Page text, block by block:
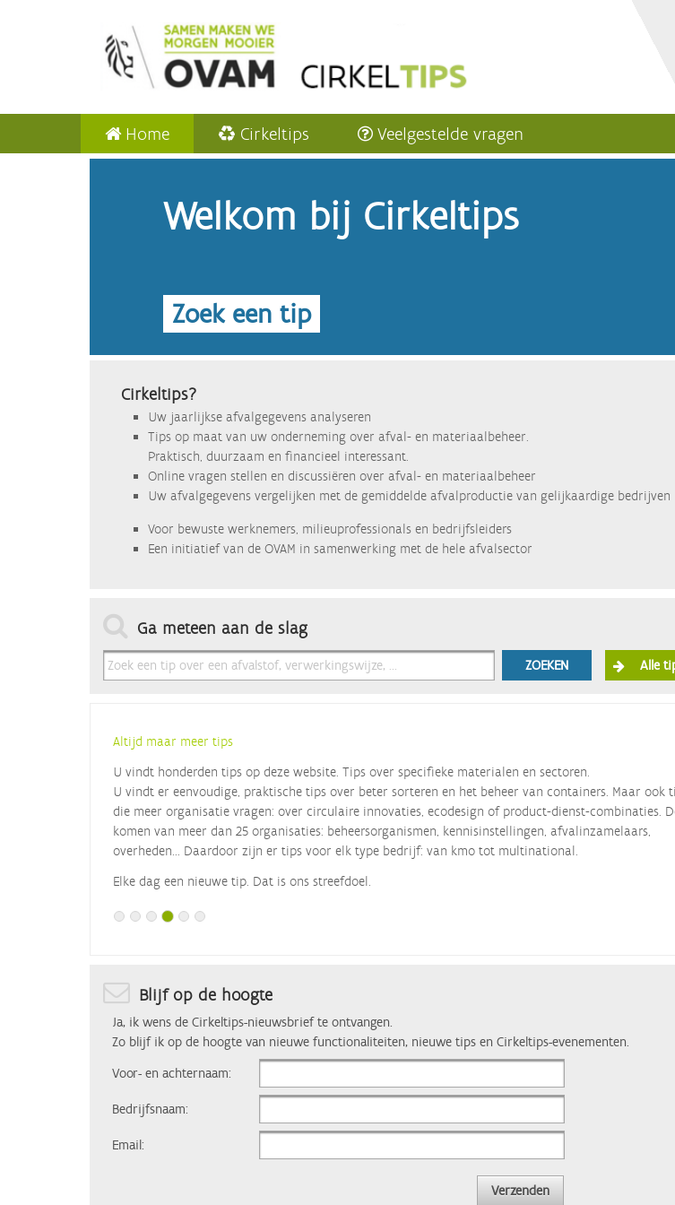
Home Cirkeltips Veelgestelde vragen
Welkom bij Cirkeltips
Zoek een tip
Cirkeltips?
Uw jaarlijkse afvalgegevens analyseren
Tips op maat van uw onderneming over afval- en materiaalbeheer.
Praktisch, duurzaam en financieel interessant.
Online vragen stellen en discussiëren over afval- en materiaalbeheer
Uw afvalgegevens vergelijken met de gemiddelde afvalproductie van gelijkaardige bedrijven
Voor bewuste werknemers, milieuprofessionals en bedrijfsleiders
Een initiatief van de OVAM in samenwerking met de hele afvalsector
Ga meteen aan de slag
ZOEKEN Alle
Altijd maar meer tips
U vindt honderden tips op deze website. Tips over specifieke materialen en sectoren.
U vindt er eenvoudige, praktische tips over beter sorteren en het beheer van containers. Maar ook
die meer organisatie vragen: over circulaire innovaties, ecodesign of product-dienst-combinaties.
komen van meer dan 25 organisaties: beheersorganismen, kennisinstellingen, afvalinzamelaars,
overheden... Daardoor zijn er tips voor elk type bedrijf: van kmo tot multinational.
Elke dag een nieuwe tip. Dat is ons streefdoel.
Blijf op de hoogte
Ja, ik wens de Cirkeltips-nieuwsbrief te ontvangen.
Zo blijf ik op de hoogte van nieuwe functionaliteiten, nieuwe tips en Cirkeltips-evenementen.
Voor- en achternaam:
Bedrijfsnaam:
Email:
Verzenden